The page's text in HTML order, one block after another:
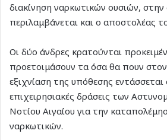
διακίνηση ναρκωτικών ουσιών, στην
περιλαμβάνεται και ο αποστολέας
Οι δύο άνδρες κρατούνται
προετοιμάσουν τα όσα θα πουν
εξιχνίαση της υπόθεσης εντάσσεται
επιχειρησιακές δράσεις των
Νοτίου Αιγαίου για την
ναρκωτικών.